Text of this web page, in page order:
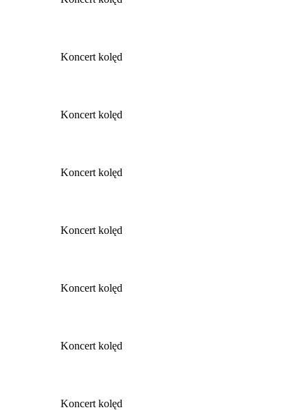
Koncert kolęd
Koncert kolęd
Koncert kolęd
Koncert kolęd
Koncert kolęd
Koncert kolęd
Koncert kolęd